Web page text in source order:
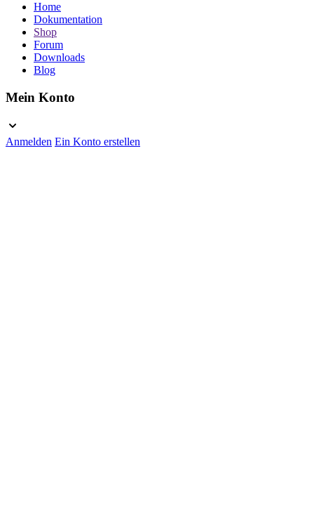
Home
Dokumentation
Shop
Forum
Downloads
Blog
Mein Konto
Anmelden Ein Konto erstellen